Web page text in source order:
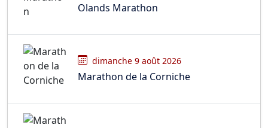
Olands Marathon
dimanche 9 août 2026
Marathon de la Corniche